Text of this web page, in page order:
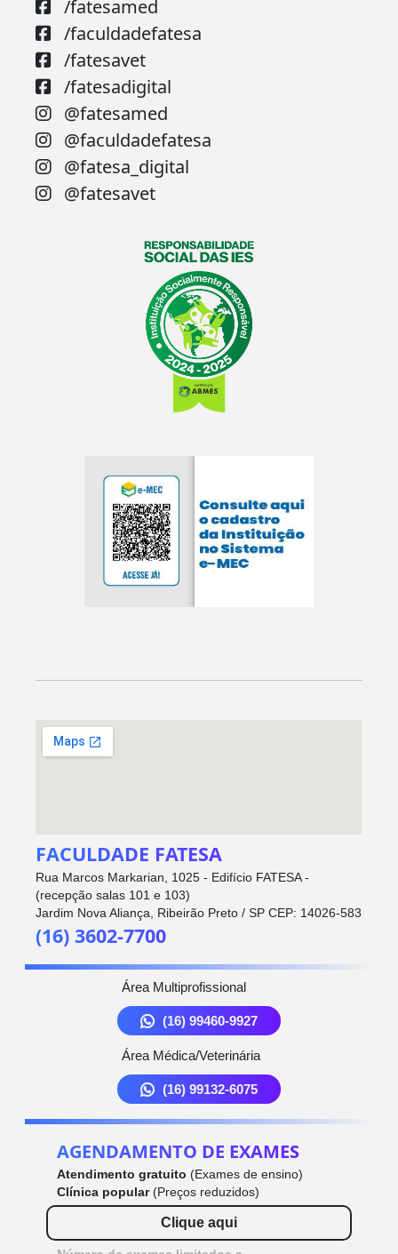
/fatesamed
/faculdadefatesa
/fatesavet
/fatesadigital
@fatesamed
@faculdadefatesa
@fatesa_digital
@fatesavet
FACULDADE FATESA
Rua Marcos Markarian, 1025 - Edifício FATESA -
(recepção salas 101 e 103)
Jardim Nova Aliança, Ribeirão Preto / SP CEP: 14026-583
(16) 3602-7700
Área Multiprofissional
(16) 99460-9927
Área Médica/Veterinária
(16) 99132-6075
AGENDAMENTO DE EXAMES
Atendimento gratuito (Exames de ensino)
Clínica popular(Preços reduzidos)
Clique aqui